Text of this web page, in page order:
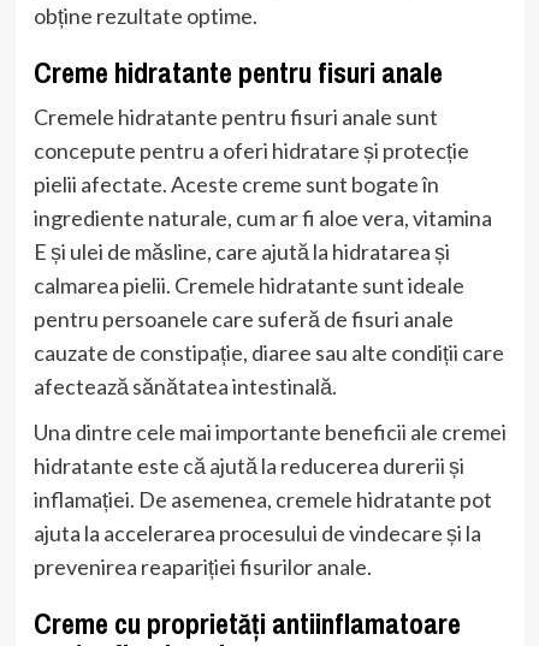
obține rezultate optime.
Creme hidratante pentru fisuri anale
Cremele hidratante pentru fisuri anale sunt
concepute pentru a oferi hidratare și protecție
pielii afectate. Aceste creme sunt bogate în
ingrediente naturale, cum ar fi aloe vera, vitamina
E și ulei de măsline, care ajută la hidratarea și
calmarea pielii. Cremele hidratante sunt ideale
pentru persoanele care suferă de fisuri anale
cauzate de constipație, diaree sau alte condiții care
afectează sănătatea intestinală.
Una dintre cele mai importante beneficii ale cremei
hidratante este că ajută la reducerea durerii și
inflamației. De asemenea, cremele hidratante pot
ajuta la accelerarea procesului de vindecare și la
prevenirea reapariției fisurilor anale.
Creme cu proprietăți antiinflamatoare